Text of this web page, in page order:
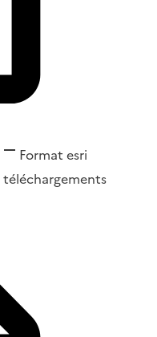
Format esri
téléchargements